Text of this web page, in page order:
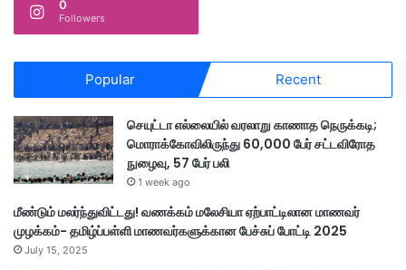
0
Followers
Popular Recent
செயுட்டா எல்லையில் வரலாறு காணாத நெருக்கடி;
மொராக்கோவிலிருந்து 60,000 பேர் சட்டவிரோத
நுழைவு, 57 பேர் பலி
1 week ago
மீண்டும் மலர்ந்துவிட்டது! வணக்கம் மலேசியா ஏற்பாட்டிலான மாணவர்
முழக்கம்- தமிழ்ப்பள்ளி மாணவர்களுக்கான பேச்சுப் போட்டி 2025
July 15, 2025